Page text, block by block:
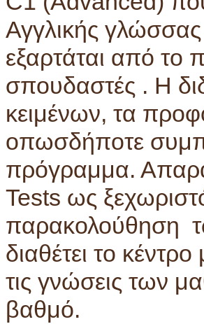
Αγγλικής
εξαρτάται από το
σπουδαστές . Η
κειμένων, τα
οπωσδήποτε
πρόγραμμα.
Tests ως
παρακολούθηση
διαθέτει το
τις γνώσεις των
βαθμό.